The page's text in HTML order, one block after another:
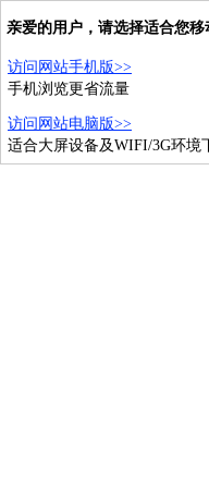
亲爱的用户，请选择适合您移
访问网站手机版>>
手机浏览更省流量
访问网站电脑版>>
适合大屏设备及WIFI/3G环境